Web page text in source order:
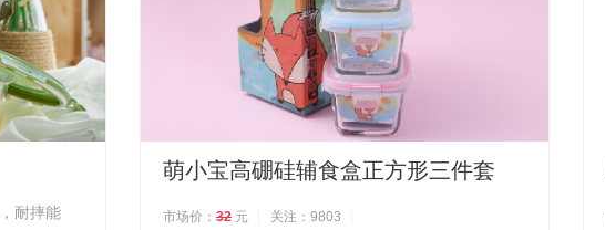
耐摔能
萌小宝高硼硅辅食盒正方形三件套
市场价： 32 元 关注：9803